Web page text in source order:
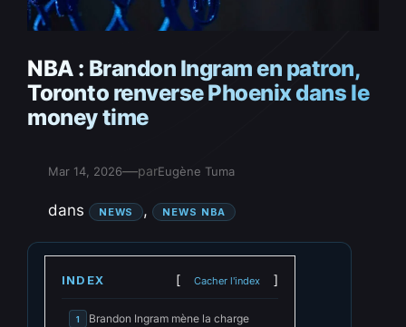
NBA : Brandon Ingram en patron,
Toronto renverse Phoenix dans le
money time
Mar 14, 2026—parEugène Tuma
dans NEWS , NEWS NBA
INDEX Cacher l'index
1 Brandon Ingram mène la charge